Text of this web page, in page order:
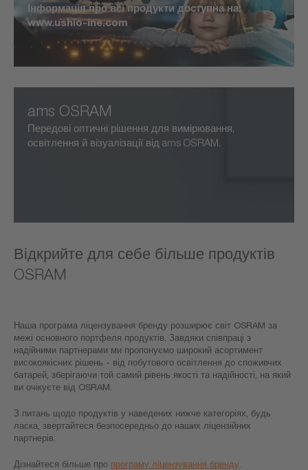
Інформація про всі продукти доступна на:
www.ushio-ine.com
ams OSRAM
Передові оптичні рішення для вимірювання,
освітлення й візуалізації від ams OSRAM.
Відкрийте для себе більше продуктів
OSRAM
Наша програма ліцензування бренду розширює світ OSRAM за
межі основного портфеля продуктів. Завдяки співпраці з
надійними партнерами ми пропонуємо широкий асортимент
високоякісних рішень - від побутового освітлення до споживчих
батарей, зберігаючи той самий рівень якості та надійності, на який
ви очікуєте від OSRAM.
З питань щодо продуктів у наведених нижче категоріях, будь
ласка, звертайтеся безпосередньо до наших ліцензійних
партнерів.
Дізнайтеся більше про програму ліцензування бренду